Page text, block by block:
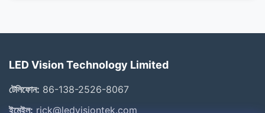
LED Vision Technology Limited
টেলিফোন: 86-138-2526-8067
ইমেইল: rick@ledvisiontek.com